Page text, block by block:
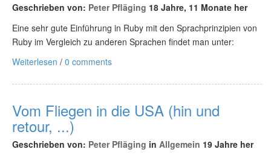
Geschrieben von: Peter Pfläging 18 Jahre, 11 Monate her
Eine sehr gute Einführung in Ruby mit den Sprachprinzipien von
Ruby im Vergleich zu anderen Sprachen findet man unter:
Weiterlesen / 0 comments
Vom Fliegen in die USA (hin und
retour, ...)
Geschrieben von: Peter Pfläging in Allgemein 19 Jahre her